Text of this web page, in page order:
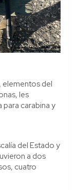
elementos del
les
para carabina y
del Estado y
a dos
cuatro